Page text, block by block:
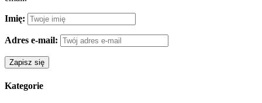
Imię:
Adres e-mail:
Kategorie